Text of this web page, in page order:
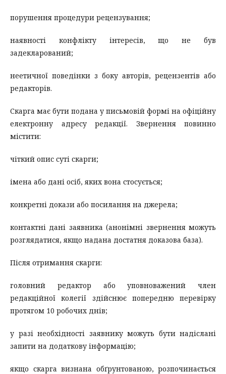
порушення процедури рецензування;
наявності конфлікту інтересів, що не був
задекларований;
неетичної поведінки з боку авторів, рецензентів або
редакторів.
Скарга має бути подана у письмовій формі на офіційну
електронну адресу редакції. Звернення повинно
містити:
чіткий опис суті скарги;
імена або дані осіб, яких вона стосується;
конкретні докази або посилання на джерела;
контактні дані заявника (анонімні звернення можуть
розглядатися, якщо надана достатня доказова база).
Після отримання скарги:
головний редактор або уповноважений член
редакційної колегії здійснює попередню перевірку
протягом 10 робочих днів;
у разі необхідності заявнику можуть бути надіслані
запити на додаткову інформацію;
якщо скарга визнана обґрунтованою, розпочинається